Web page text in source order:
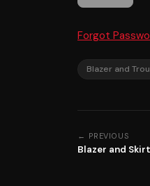
Forgot
Blazer and
← PREVIOUS
Blazer and Skirt